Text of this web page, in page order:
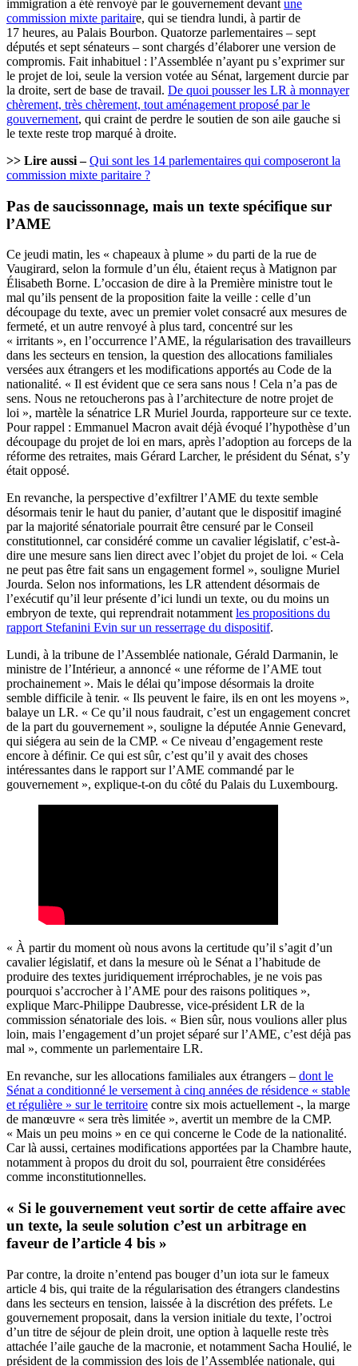
immigration a été renvoyé par le gouvernement devant une
commission mixte paritaire, qui se tiendra lundi, à partir de
17 heures, au Palais Bourbon. Quatorze parlementaires – sept
députés et sept sénateurs – sont chargés d’élaborer une version de
compromis. Fait inhabituel : l’Assemblée n’ayant pu s’exprimer sur
le projet de loi, seule la version votée au Sénat, largement durcie par
la droite, sert de base de travail. De quoi pousser les LR à monnayer
chèrement, très chèrement, tout aménagement proposé par le
gouvernement, qui craint de perdre le soutien de son aile gauche si
le texte reste trop marqué à droite.
>> Lire aussi – Qui sont les 14 parlementaires qui composeront la
commission mixte paritaire ?
Pas de saucissonnage, mais un texte spécifique sur
l’AME
Ce jeudi matin, les « chapeaux à plume » du parti de la rue de
Vaugirard, selon la formule d’un élu, étaient reçus à Matignon par
Élisabeth Borne. L’occasion de dire à la Première ministre tout le
mal qu’ils pensent de la proposition faite la veille : celle d’un
découpage du texte, avec un premier volet consacré aux mesures de
fermeté, et un autre renvoyé à plus tard, concentré sur les
« irritants », en l’occurrence l’AME, la régularisation des travailleurs
dans les secteurs en tension, la question des allocations familiales
versées aux étrangers et les modifications apportés au Code de la
nationalité. « Il est évident que ce sera sans nous ! Cela n’a pas de
sens. Nous ne retoucherons pas à l’architecture de notre projet de
loi », martèle la sénatrice LR Muriel Jourda, rapporteure sur ce texte.
Pour rappel : Emmanuel Macron avait déjà évoqué l’hypothèse d’un
découpage du projet de loi en mars, après l’adoption au forceps de la
réforme des retraites, mais Gérard Larcher, le président du Sénat, s’y
était opposé.
En revanche, la perspective d’exfiltrer l’AME du texte semble
désormais tenir le haut du panier, d’autant que le dispositif imaginé
par la majorité sénatoriale pourrait être censuré par le Conseil
constitutionnel, car considéré comme un cavalier législatif, c’est-à-
dire une mesure sans lien direct avec l’objet du projet de loi. « Cela
ne peut pas être fait sans un engagement formel », souligne Muriel
Jourda. Selon nos informations, les LR attendent désormais de
l’exécutif qu’il leur présente d’ici lundi un texte, ou du moins un
embryon de texte, qui reprendrait notamment les propositions du
rapport Stefanini Evin sur un resserrage du dispositif.
Lundi, à la tribune de l’Assemblée nationale, Gérald Darmanin, le
ministre de l’Intérieur, a annoncé « une réforme de l’AME tout
prochainement ». Mais le délai qu’impose désormais la droite
semble difficile à tenir. « Ils peuvent le faire, ils en ont les moyens »,
balaye un LR. « Ce qu’il nous faudrait, c’est un engagement concret
de la part du gouvernement », souligne la députée Annie Genevard,
qui siégera au sein de la CMP. « Ce niveau d’engagement reste
encore à définir. Ce qui est sûr, c’est qu’il y avait des choses
intéressantes dans le rapport sur l’AME commandé par le
gouvernement », explique-t-on du côté du Palais du Luxembourg.
« À partir du moment où nous avons la certitude qu’il s’agit d’un
cavalier législatif, et dans la mesure où le Sénat a l’habitude de
produire des textes juridiquement irréprochables, je ne vois pas
pourquoi s’accrocher à l’AME pour des raisons politiques »,
explique Marc-Philippe Daubresse, vice-président LR de la
commission sénatoriale des lois. « Bien sûr, nous voulions aller plus
loin, mais l’engagement d’un projet séparé sur l’AME, c’est déjà pas
mal », commente un parlementaire LR.
En revanche, sur les allocations familiales aux étrangers – dont le
Sénat a conditionné le versement à cinq années de résidence « stable
et régulière » sur le territoire contre six mois actuellement -, la marge
de manœuvre « sera très limitée », avertit un membre de la CMP.
« Mais un peu moins » en ce qui concerne le Code de la nationalité.
Car là aussi, certaines modifications apportées par la Chambre haute,
notamment à propos du droit du sol, pourraient être considérées
comme inconstitutionnelles.
« Si le gouvernement veut sortir de cette affaire avec
un texte, la seule solution c’est un arbitrage en
faveur de l’article 4 bis »
Par contre, la droite n’entend pas bouger d’un iota sur le fameux
article 4 bis, qui traite de la régularisation des étrangers clandestins
dans les secteurs en tension, laissée à la discrétion des préfets. Le
gouvernement proposait, dans la version initiale du texte, l’octroi
d’un titre de séjour de plein droit, une option à laquelle reste très
attachée l’aile gauche de la macronie, et notamment Sacha Houlié, le
président de la commission des lois de l’Assemblée nationale, qui